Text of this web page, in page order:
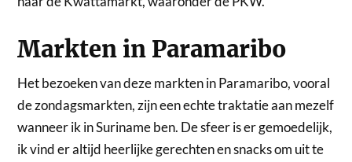
Markten in Paramaribo
Het bezoeken van deze markten in Paramaribo, vooral
de zondagsmarkten, zijn een echte traktatie aan mezelf
wanneer ik in Suriname ben. De sfeer is er gemoedelijk,
ik vind er altijd heerlijke gerechten en snacks om uit te